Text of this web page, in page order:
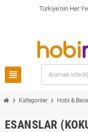
Türkiye'nin Her
view_headline
chevron_right Kategoriler chevron_right Hobi &
ESANSLAR